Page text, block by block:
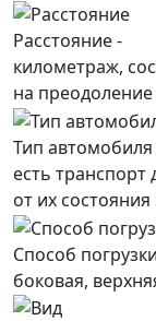
Расстояние -
километраж,
на преодоление
Тип автомобиля
есть транспорт
от их
Способ
боковая,